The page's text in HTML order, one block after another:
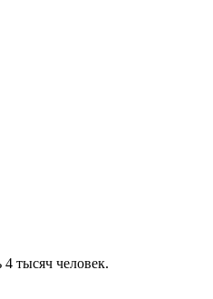
тысяч человек.